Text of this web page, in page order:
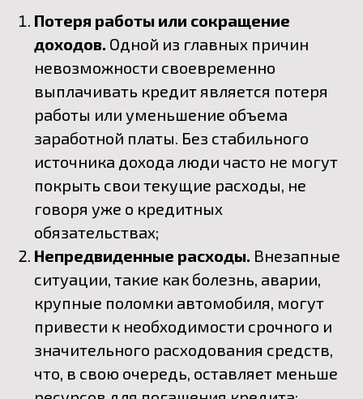
Потеря работы или сокращение
доходов. Одной из главных причин
невозможности своевременно
выплачивать кредит является потеря
работы или уменьшение объема
заработной платы. Без стабильного
источника дохода люди часто не могут
покрыть свои текущие расходы, не
говоря уже о кредитных
обязательствах;
Непредвиденные расходы. Внезапные
ситуации, такие как болезнь, аварии,
крупные поломки автомобиля, могут
привести к необходимости срочного и
значительного расходования средств,
что, в свою очередь, оставляет меньше